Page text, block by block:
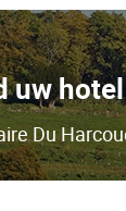
uw
Du